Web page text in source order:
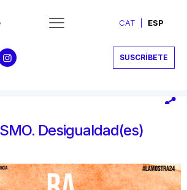
CAT ESP
SUSCRÍBETE
Desigualdad(es)